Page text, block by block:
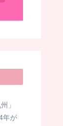
」
年が